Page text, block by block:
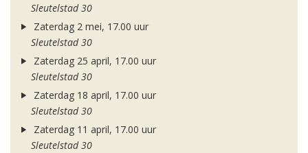
Sleutelstad 30
Zaterdag 2 mei, 17.00 uur
Sleutelstad 30
Zaterdag 25 april, 17.00 uur
Sleutelstad 30
Zaterdag 18 april, 17.00 uur
Sleutelstad 30
Zaterdag 11 april, 17.00 uur
Sleutelstad 30